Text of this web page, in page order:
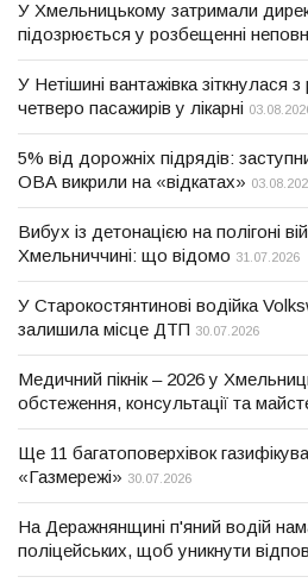
У Хмельницькому затримали
підозрюється у розбещенні
У Нетішині вантажівка зіткнулася
четверо пасажирів у лікарні
5% від дорожніх підрядів:
ОВА викрили на «відкатах»
Вибух із детонацією на полігоні
Хмельниччині: що відомо 31.07.2026
У Старокостянтинові водійка
залишила місце ДТП 30.07.2026
Медичний пікнік – 2026 у
обстеження, консультації та
Ще 11 багатоповерхівок
«Газмережі» 30.07.2026
На Деражнянщині п'яний водій
поліцейських, щоб уникнути